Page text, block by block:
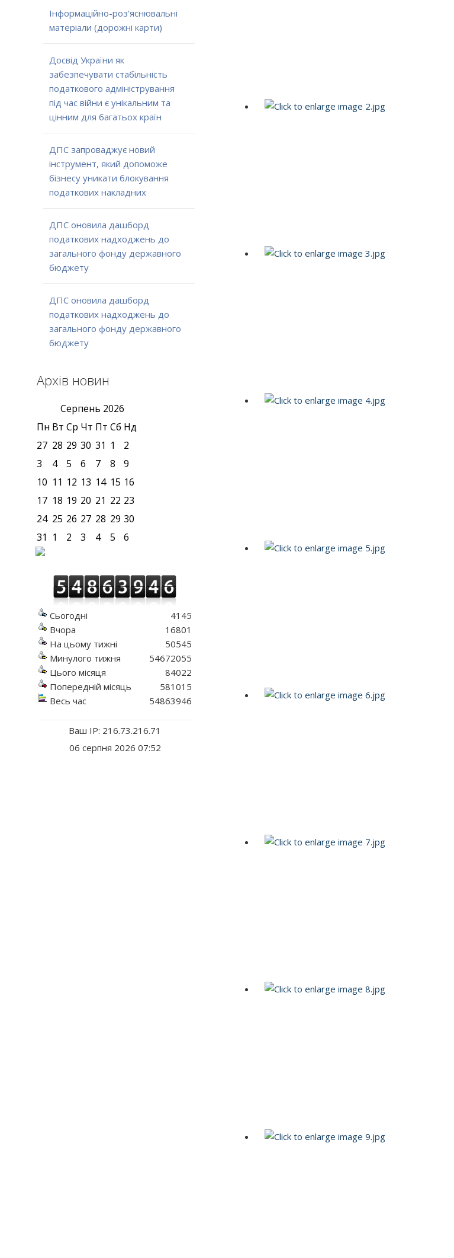
Інформаційно-роз'яснювальні
матеріали (дорожні карти)
Досвід України як
забезпечувати стабільність
податкового адміністрування
під час війни є унікальним та
цінним для багатьох країн
ДПС запроваджує новий
інструмент, який допоможе
бізнесу уникати блокування
податкових накладних
ДПС оновила дашборд
податкових надходжень до
загального фонду державного
бюджету
ДПС оновила дашборд
податкових надходжень до
загального фонду державного
бюджету
Архів новин
Серпень 2026
Пн Вт Ср Чт Пт Сб Нд
27 28 29 30 31 1
2
3
4 5 6 7 8
9
10 11 12 13 14 15 16
17 18 19 20 21 22 23
24 25 26 27 28 29 30
31 1 2 3 4 5 6
Сьогодні
Вчора
На цьому тижні
Минулого тижня
Цього місяця
Попередній місяць
Весь час
4145
16801
50545
54672055
84022
581015
54863946
Ваш IP: 216.73.216.71
06 серпня 2026 07:52